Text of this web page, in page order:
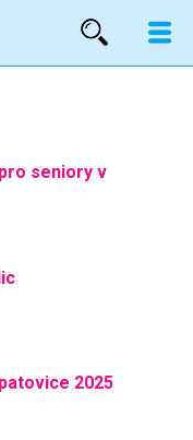
seniory v
2025